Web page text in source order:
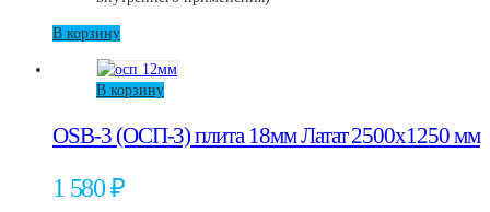
В корзину
В корзину
OSB-3 (ОСП-3) плита 18мм Латат 2500х1250 мм
1 580₽